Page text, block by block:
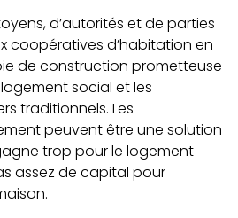
d’autorités et de parties
coopératives d’habitation en
de construction prometteuse
social et les
traditionnels. Les
peuvent être une solution
trop pour le logement
assez de capital pour